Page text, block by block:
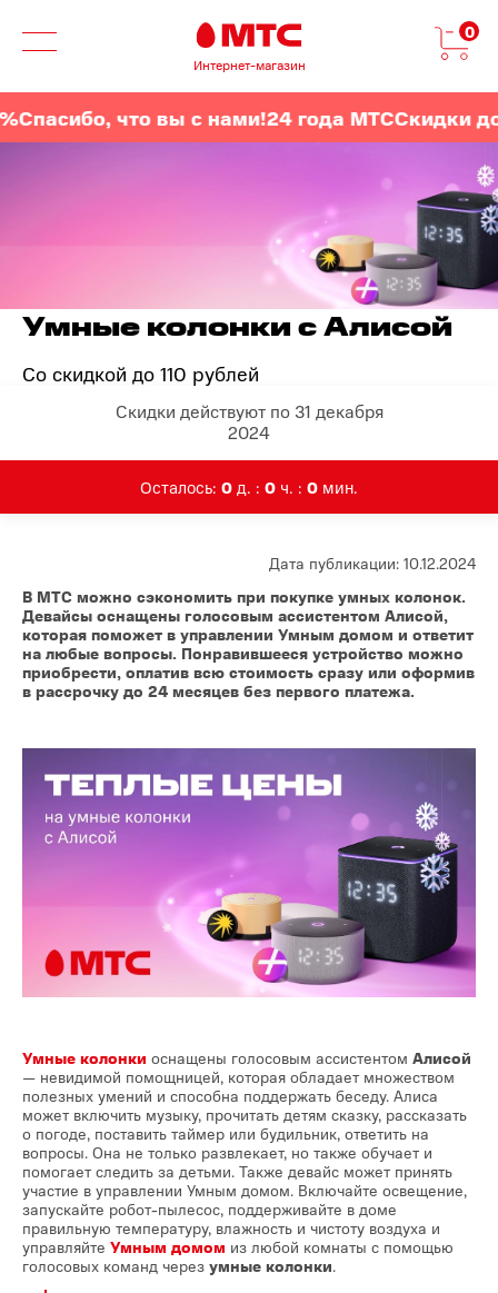
Интернет-магазин
0
что вы с нами!24 года МТССкидки до
Умные колонки с Алисой
Со скидкой до 110 рублей
Скидки действуют по 31 декабря
2024
Осталось: 0 д. : 0 ч. : 0 мин.
Дата публикации: 10.12.2024
В МТС можно сэкономить при покупке умных колонок.
Девайсы оснащены голосовым ассистентом Алисой,
которая поможет в управлении Умным домом и ответит
на любые вопросы. Понравившееся устройство можно
приобрести, оплатив всю стоимость сразу или оформив
в рассрочку до 24 месяцев без первого платежа.
Умные колонки оснащены голосовым ассистентом Алисой
— невидимой помощницей, которая обладает множеством
полезных умений и способна поддержать беседу. Алиса
может включить музыку, прочитать детям сказку, рассказать
о погоде, поставить таймер или будильник, ответить на
вопросы. Она не только развлекает, но также обучает и
помогает следить за детьми. Также девайс может принять
участие в управлении Умным домом. Включайте освещение,
запускайте робот-пылесос, поддерживайте в доме
правильную температуру, влажность и чистоту воздуха и
управляйте Умным домом из любой комнаты с помощью
голосовых команд через умные колонки.